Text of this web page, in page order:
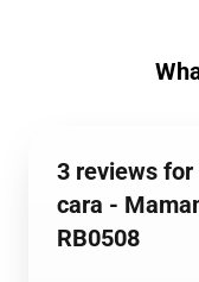
3 reviews
cara -
RB0508